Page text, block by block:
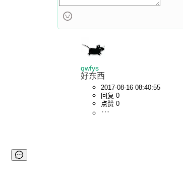
qwfys
好东西
2017-08-16 08:40:55
回复 0
点赞 0